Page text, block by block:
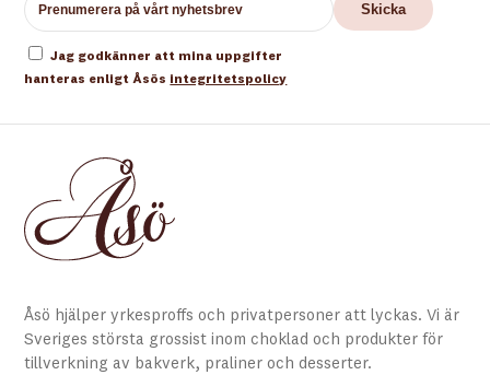
Jag godkänner att mina uppgifter
hanteras enligt Åsös integritetspolicy
Åsö hjälper yrkesproffs och privatpersoner att lyckas. Vi är
Sveriges största grossist inom choklad och produkter för
tillverkning av bakverk, praliner och desserter.